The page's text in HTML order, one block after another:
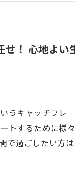
せ！ 心地よ
うキャッチフレ
トするために様
で過ごしたい方